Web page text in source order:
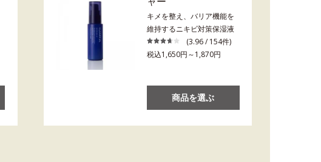
キメを整え、バリア機能を
維持するニキビ対策保湿液
(3.96 / 154件)
税込1,650円～1,870円
商品を選ぶ